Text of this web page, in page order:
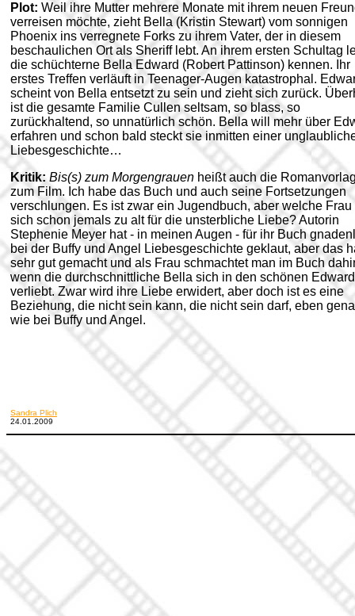
Plot: Weil ihre Mutter mehrere Monate mit ihrem neuen
verreisen möchte, zieht Bella (Kristin Stewart) vom sonnigen
Phoenix ins verregnete Forks zu ihrem Vater, der in diesem
beschaulichen Ort als Sheriff lebt. An ihrem ersten Schultag
die schüchterne Bella Edward (Robert Pattinson) kennen. Ihr
erstes Treffen verläuft in Teenager-Augen katastrophal.
scheint von Bella entsetzt zu sein und zieht sich zurück.
ist die gesamte Familie Cullen seltsam, so blass, so
zurückhaltend, so unnatürlich schön. Bella will mehr über
erfahren und schon bald steckt sie inmitten einer
Liebesgeschichte…
Kritik: Bis(s) zum Morgengrauen heißt auch die
zum Film. Ich habe das Buch und auch seine Fortsetzungen
verschlungen. Es ist zwar ein Jugendbuch, aber welche Frau
sich schon jemals zu alt für die unsterbliche Liebe? Autorin
Stephenie Meyer hat - in meinen Augen - für ihr Buch
bei der Buffy und Angel Liebesgeschichte geklaut, aber das
sehr gut gemacht und als Frau schmachtet man im Buch
wenn die durchschnittliche Bella sich in den schönen Edward
verliebt.Zwar wird ihre Liebe erwidert, aber doch ist es eine
Beziehung, die nicht sein kann, die nicht sein darf, eben
wie bei Buffy und Angel.
Sandra Plich
24.01.2009